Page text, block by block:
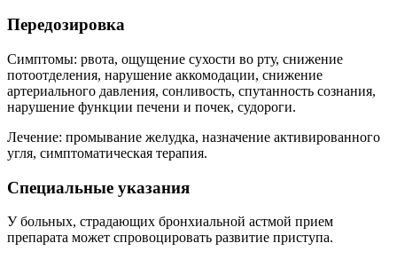
Передозировка
Симптомы: рвота, ощущение сухости во рту, снижение
потоотделения, нарушение аккомодации, снижение
артериального давления, сонливость, спутанность сознания,
нарушение функции печени и почек, судороги.
Лечение: промывание желудка, назначение активированного
угля, симптоматическая терапия.
Специальные указания
У больных, страдающих бронхиальной астмой прием
препарата может спровоцировать развитие приступа.